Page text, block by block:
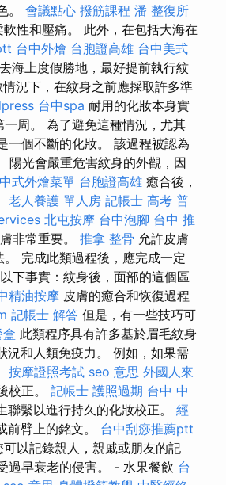
。 會議點心 撥筋課程 潘 整復所
性和壓痛。 此外，在包括大海在
台中外燴 台胞證高雄 台中美式
海上度假勝地，最好提前執行紋
況下，在紋身之前應採取許多準
台中spa 耐用的化妝本身實
周。 為了避免這種情況，尤其
一個不斷的化妝。 該過程被認為
陽光會嚴重危害紋身的外觀，因
中式外燴菜單 台胞證高雄 癒合後，
老人養護 單人房 記帳士 高考 普
北屯按摩 台中泡腳 台中 推
非常重要。 推拿 整骨 允許皮膚
完成此類過程後，應完成一定
下事實：紋身後，面部的這個區
精油按摩 皮膚的癒合和恢復過程
記帳士 解答 但是，有一些技巧可
盒 此類程序具有許多基於眉毛紋身
況和人類免疫力。 例如，如果需
按摩證照考試 seo 意思 外國人來
校正。 記帳士 護照過期 台中 中
繫以進行持久的化妝校正。 經
前臂上的銘文。 台中刮痧推薦ptt
以記錄親人，親戚或朋友的記
過早衰老的侵害。 - 水果餐飲 台